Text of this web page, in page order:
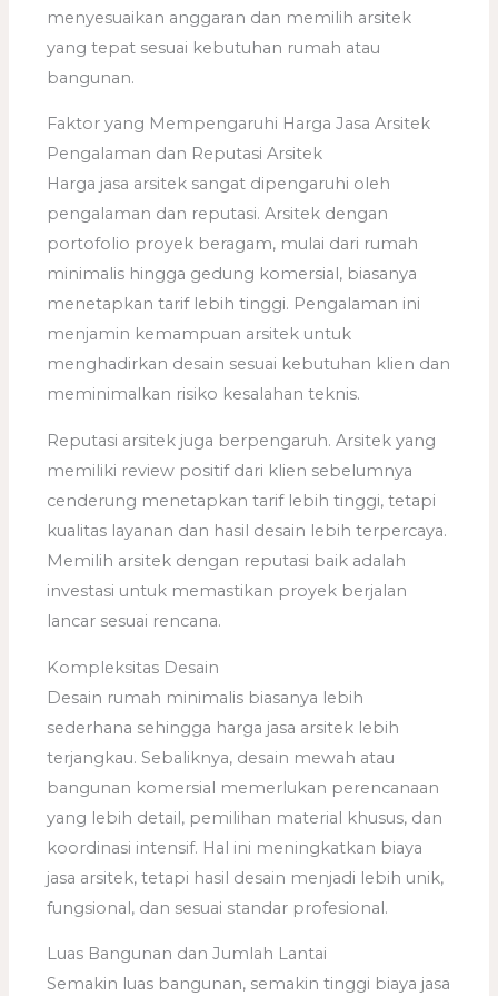
menyesuaikan anggaran dan memilih arsitek
yang tepat sesuai kebutuhan rumah atau
bangunan.
Faktor yang Mempengaruhi Harga Jasa Arsitek
Pengalaman dan Reputasi Arsitek
Harga jasa arsitek sangat dipengaruhi oleh
pengalaman dan reputasi. Arsitek dengan
portofolio proyek beragam, mulai dari rumah
minimalis hingga gedung komersial, biasanya
menetapkan tarif lebih tinggi. Pengalaman ini
menjamin kemampuan arsitek untuk
menghadirkan desain sesuai kebutuhan klien dan
meminimalkan risiko kesalahan teknis.
Reputasi arsitek juga berpengaruh. Arsitek yang
memiliki review positif dari klien sebelumnya
cenderung menetapkan tarif lebih tinggi, tetapi
kualitas layanan dan hasil desain lebih terpercaya.
Memilih arsitek dengan reputasi baik adalah
investasi untuk memastikan proyek berjalan
lancar sesuai rencana.
Kompleksitas Desain
Desain rumah minimalis biasanya lebih
sederhana sehingga harga jasa arsitek lebih
terjangkau. Sebaliknya, desain mewah atau
bangunan komersial memerlukan perencanaan
yang lebih detail, pemilihan material khusus, dan
koordinasi intensif. Hal ini meningkatkan biaya
jasa arsitek, tetapi hasil desain menjadi lebih unik,
fungsional, dan sesuai standar profesional.
Luas Bangunan dan Jumlah Lantai
Semakin luas bangunan, semakin tinggi biaya jasa